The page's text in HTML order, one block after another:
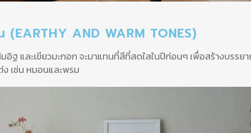
AND WARM TONES)
ฐ และเขียวมะกอก จะมาแทนที่สีที่สดใสในปีก่อนๆ เพื่อสร้างบรรย
เช่น หมอนและพรม